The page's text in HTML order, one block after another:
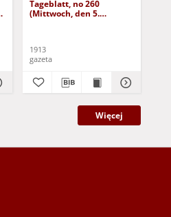
Tageblatt, no 260
(Mittwoch, den 5.
1913
gazeta
Więcej